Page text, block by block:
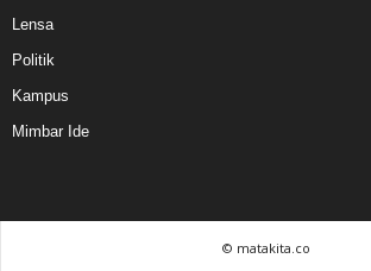
Lensa
Politik
Kampus
Mimbar Ide
© matakita.co